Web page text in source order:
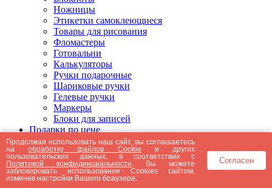
Ножницы
Этикетки самоклеющиеся
Товары для рисования
Фломастеры
Готовальни
Калькуляторы
Ручки подарочные
Шариковые ручки
Гелевые ручки
Маркеры
Блоки для записей
Подарки по цене
Подарки от 5000 рублей
Подарки до 5000 рублей
Подарки до 3000 рублей
Подарки до 2000 рублей
Подарки до 1000 рублей
Продолжая использовать наш сайт, вы соглашаетесь
наобработку файлов Cookie и других
пользовательских данных, в соответствии с
Политикой конфиденциальности . Вы можете
заблокировать использование Cookies сайтом,
изменив настройки Вашего браузера.
Согласен